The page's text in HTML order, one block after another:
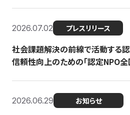
2026.07.02 プレスリリース
社会課題解決の前線で活動する
信頼性向上のための「認定NPO全
2026.06.29 お知らせ